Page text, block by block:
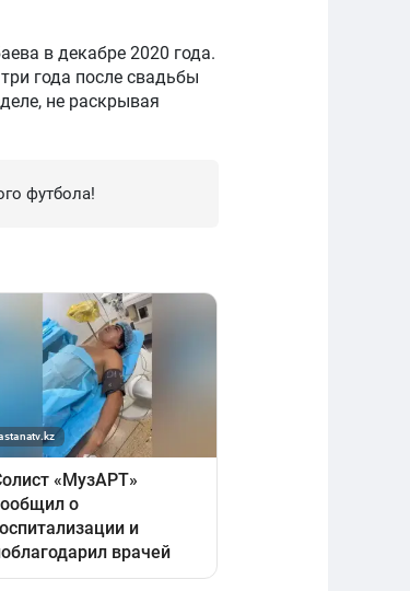
в декабре 2020 года.
года после свадьбы
не раскрывая
футбола!